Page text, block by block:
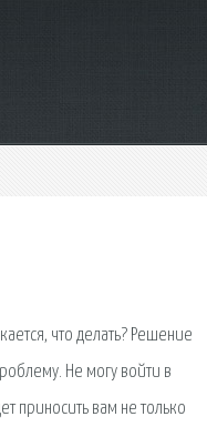
что делать? Решение
Не могу войти в
приносить вам не только